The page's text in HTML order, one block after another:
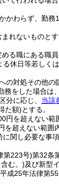
かわらず、勤務
れないものとす
る職にある職
休日等若しく
の対処その他
をした場合は
分に応じ、 当該
た額)とする。
円を超えない範
を超えない範囲
関し必要な事
第223号)第32条
む。)及び新型
成25年法律第